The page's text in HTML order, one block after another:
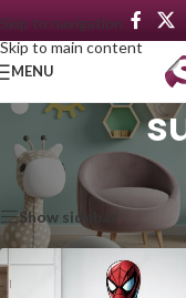
Skip to navigation
Skip to main content
MENU
Početna
Proizvod
Show sidebar